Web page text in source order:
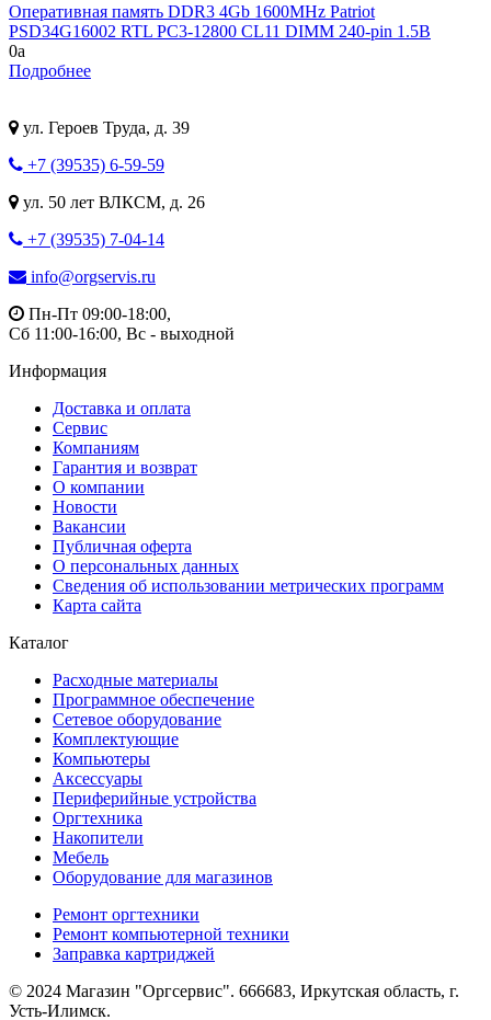
Оперативная память DDR3 4Gb 1600MHz Patriot
PSD34G16002 RTL PC3-12800 CL11 DIMM 240-pin 1.5В
0a
Подробнее
ул. Героев Труда, д. 39
+7 (39535) 6-59-59
ул. 50 лет ВЛКСМ, д. 26
+7 (39535) 7-04-14
info@orgservis.ru
Пн-Пт 09:00-18:00,
Сб 11:00-16:00, Вс - выходной
Информация
Доставка и оплата
Сервис
Компаниям
Гарантия и возврат
О компании
Новости
Вакансии
Публичная оферта
О персональных данных
Сведения об использовании метрических программ
Карта сайта
Каталог
Расходные материалы
Программное обеспечение
Сетевое оборудование
Комплектующие
Компьютеры
Аксессуары
Периферийные устройства
Оргтехника
Накопители
Мебель
Оборудование для магазинов
Ремонт оргтехники
Ремонт компьютерной техники
Заправка картриджей
© 2024 Магазин "Оргсервис". 666683, Иркутская область, г.
Усть-Илимск.